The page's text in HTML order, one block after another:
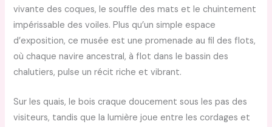
vivante des coques, le souffle des mats et le chuintement
impérissable des voiles. Plus qu’un simple espace
d’exposition, ce musée est une promenade au fil des flots,
où chaque navire ancestral, à flot dans le bassin des
chalutiers, pulse un récit riche et vibrant.
Sur les quais, le bois craque doucement sous les pas des
visiteurs, tandis que la lumière joue entre les cordages et